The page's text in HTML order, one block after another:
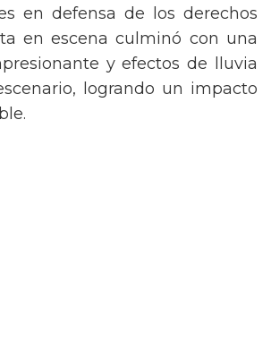
en defensa de los derechos
en escena culminó con una
y efectos de lluvia
logrando un impacto